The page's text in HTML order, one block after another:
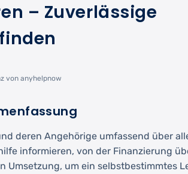
– Zuverlässige
von anyhelpnow
deren Angehörige umfassend über
informieren, von der Finanzierung
Umsetzung, um ein selbstbestimmtes